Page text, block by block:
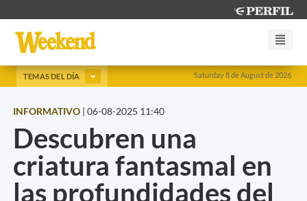
Saturday 8 de August de 2026
TEMAS DEL DÍA
INFORMATIVO | 06-08-2025 11:40
Descubren una
criatura fantasmal en
las profundidades del